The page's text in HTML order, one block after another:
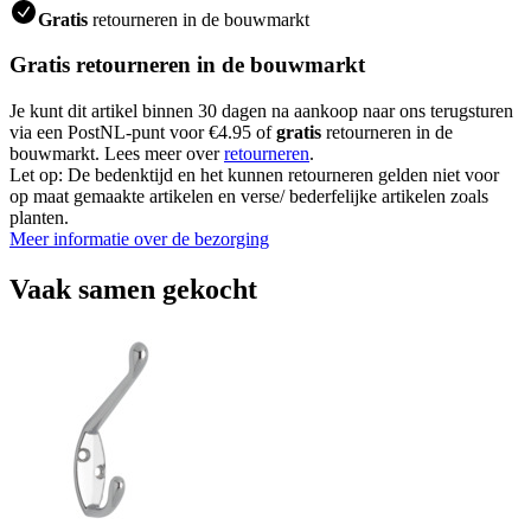
Gratis retourneren in de bouwmarkt
Gratis retourneren in de bouwmarkt
Je kunt dit artikel binnen 30 dagen na aankoop naar ons terugsturen
via een PostNL-punt voor €4.95 ofgratis retourneren in de
bouwmarkt. Lees meer overretourneren.
Let op: De bedenktijd en het kunnen retourneren gelden niet voor
op maat gemaakte artikelen en verse/ bederfelijke artikelen zoals
planten.
Meer informatie over de bezorging
Vaak samen gekocht